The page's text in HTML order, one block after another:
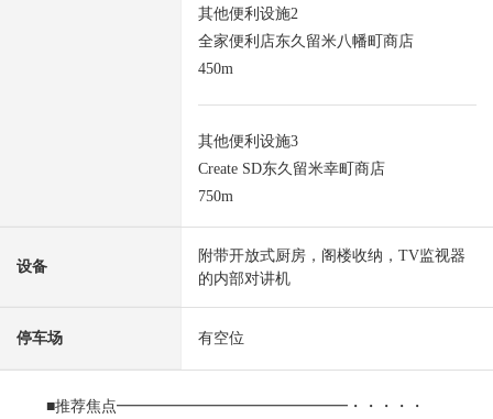
其他便利设施2
全家便利店东久留米八幡町商店
450m
其他便利设施3
Create SD东久留米幸町商店
750m
设备
附带开放式厨房，阁楼收纳，TV监视器
的内部对讲机
停车场 有空位
■推荐焦点━━━━━━━━━━━━━━━・・・・・